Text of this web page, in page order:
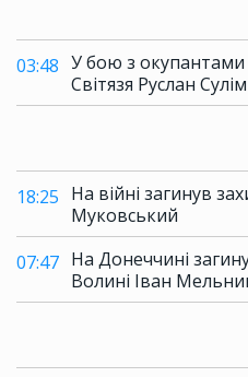
03:48 У бою з окупантами
Світязя Руслан Сулім
18:25 На війні загинув
Муковський
07:47 На Донеччині
Волині Іван